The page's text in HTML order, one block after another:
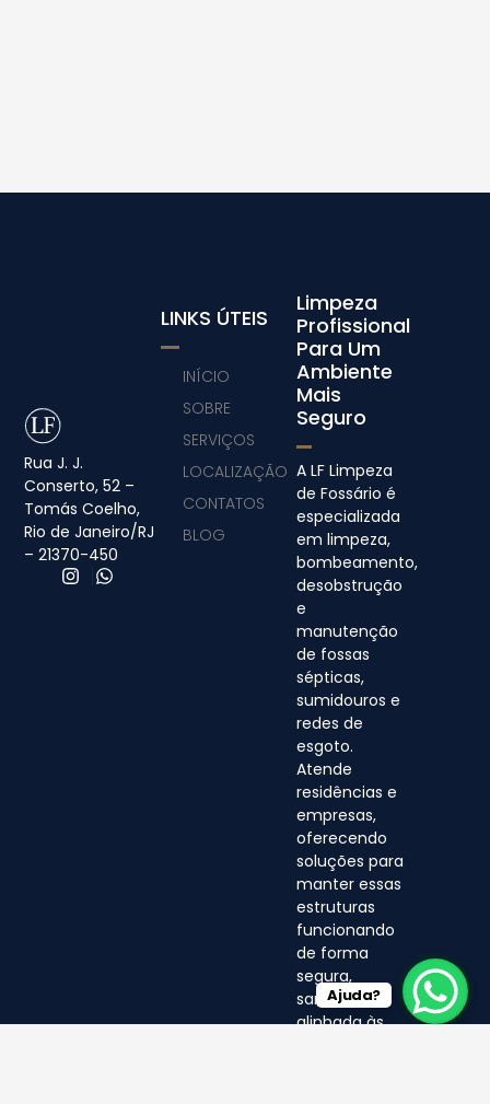
Rua J. J.
Conserto, 52 –
Tomás Coelho,
Rio de Janeiro/RJ
– 21370-450
Limpeza
Profissional
Para Um
Ambiente
Mais
Seguro
A LF Limpeza
de Fossário é
especializada
em limpeza,
bombeamento,
desobstrução
e
manutenção
de fossas
sépticas,
sumidouros e
redes de
esgoto.
Atende
residências e
empresas,
oferecendo
soluções para
manter essas
estruturas
funcionando
de forma
segura,
sanitária e
alinhada às
LINKS ÚTEIS
INÍCIO
SOBRE
SERVIÇOS
LOCALIZAÇÃO
CONTATOS
BLOG
Ajuda?